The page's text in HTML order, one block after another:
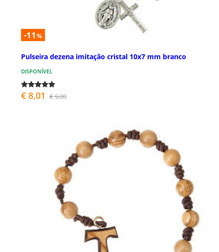
-11 %
Pulseira dezena imitação cristal 10x7 mm branco
DISPONÍVEL
€ 8,01 € 9,00